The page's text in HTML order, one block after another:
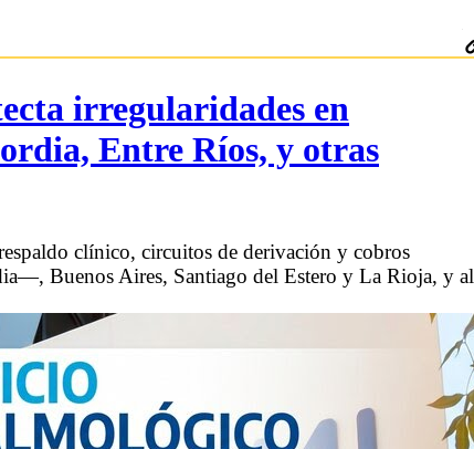
irregularidades en
Entre Ríos, y otras
clínico, circuitos de derivación y cobros
Buenos Aires, Santiago del Estero y La Rioja, y al